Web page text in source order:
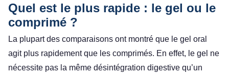
Quel est le plus rapide : le gel ou le
comprimé ?
La plupart des comparaisons ont montré que le gel oral
agit plus rapidement que les comprimés. En effet, le gel ne
nécessite pas la même désintégration digestive qu’un